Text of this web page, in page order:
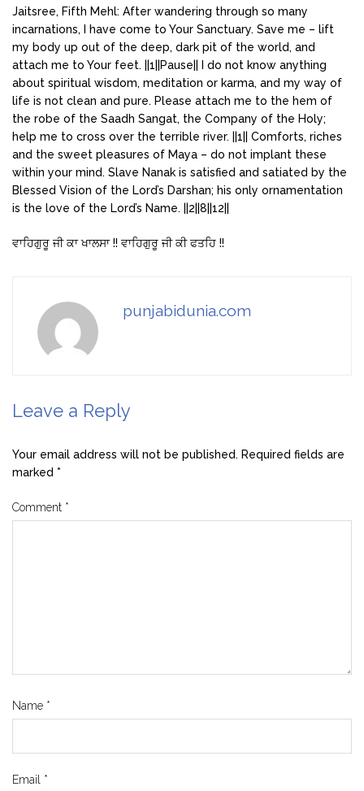
Jaitsree, Fifth Mehl: After wandering through so many
incarnations, I have come to Your Sanctuary. Save me – lift
my body up out of the deep, dark pit of the world, and
attach me to Your feet. ||1||Pause|| I do not know anything
about spiritual wisdom, meditation or karma, and my way of
life is not clean and pure. Please attach me to the hem of
the robe of the Saadh Sangat, the Company of the Holy;
help me to cross over the terrible river. ||1|| Comforts, riches
and the sweet pleasures of Maya – do not implant these
within your mind. Slave Nanak is satisfied and satiated by the
Blessed Vision of the Lord’s Darshan; his only ornamentation
is the love of the Lord’s Name. ||2||8||12||
ਵਾਹਿਗੁਰੂ ਜੀ ਕਾ ਖਾਲਸਾ !! ਵਾਹਿਗੁਰੂ ਜੀ ਕੀ ਫਤਹਿ !!
punjabidunia.com
Leave a Reply
Your email address will not be published. Required fields are
marked *
Comment *
Name *
Email *